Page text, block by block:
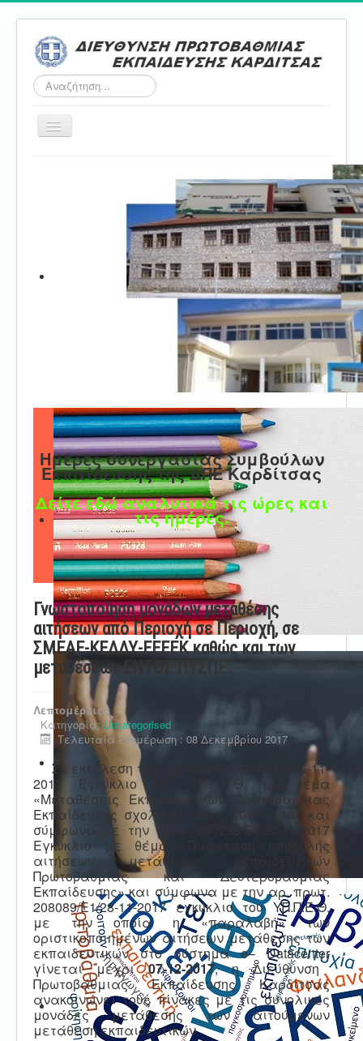
Αναζήτηση...
Εναλλαγή
Ημέρες συνεργασίας Συμβούλων
Εκπαίδευσης της ΔΠΕ Καρδίτσας
Δείτε εδώ αναλυτικά τις ώρες και
τις ημέρες.
Γνωστοποίηση μονάδων μεταθέσης
αιτήσεων από Περιοχή σε Περιοχή, σε
ΣΜΕΑΕ-ΚΕΔΔΥ-ΕΕΕΕΚ καθώς και των
μεταθέσεων ΕΝΤΟΣ ΠΥΣΠΕ.
Λεπτομέρειες
Κατηγορία: Uncategorised
Τελευταία ενημέρωση : 08 Δεκεμβρίου 2017
Σε εκτέλεση της αρ. πρωτ. 190077/Ε1/06-11-
2017 Εγκύκλιο του ΥΠ.Π.Ε.Θ. με θέμα
«Μεταθέσεις Εκπαιδευτικών Πρωτοβάθμιας
Εκπαίδευσης σχολικού έτους 2017 – 18» και
σύμφωνα με την αριθ. 201238/Ε1/20-11-2017
Εγκύκλιο με θέμα «Παράταση υποβολής
αιτήσεων μετάθεσης εκπαιδευτικών
Πρωτοβάθμιας και Δευτεροβάθμιας
Εκπαίδευσης» και σύμφωνα με την αρ. πρωτ.
208089/Ε1/28-11-2017 εγκύκλιο του ΥΠ.Π.Ε.Θ.
με την οποία η «παραλαβή» των
οριστικοποιημένων αιτήσεων μετάθεσης των
εκπαιδευτικών στο σύστημαe–Datacenter
γίνεται μέχρι07-12-2017, η Διεύθυνση
Πρωτοβάθμιας Εκπαίδευσης Καρδίτσας
ανακοινώνει τους πίνακες με τις συνολικές
μονάδες μετάθεσης των αιτούμενων
μετάθεση εκπαιδευτικών.